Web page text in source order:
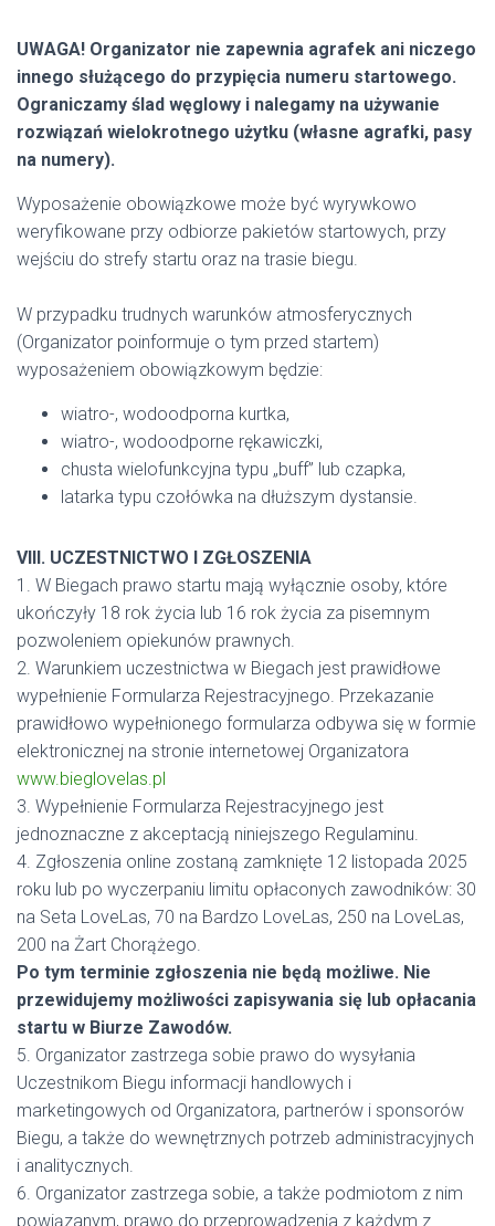
UWAGA! Organizator nie zapewnia agrafek ani niczego
innego służącego do przypięcia numeru startowego.
Ograniczamy ślad węglowy i nalegamy na używanie
rozwiązań wielokrotnego użytku (własne agrafki, pasy
na numery).
Wyposażenie obowiązkowe może być wyrywkowo
weryfikowane przy odbiorze pakietów startowych, przy
wejściu do strefy startu oraz na trasie biegu.
W przypadku trudnych warunków atmosferycznych
(Organizator poinformuje o tym przed startem)
wyposażeniem obowiązkowym będzie:
wiatro-, wodoodporna kurtka,
wiatro-, wodoodporne rękawiczki,
chusta wielofunkcyjna typu „buff” lub czapka,
latarka typu czołówka na dłuższym dystansie.
VIII. UCZESTNICTWO I ZGŁOSZENIA
1. W Biegach prawo startu mają wyłącznie osoby, które
ukończyły 18 rok życia lub 16 rok życia za pisemnym
pozwoleniem opiekunów prawnych.
2. Warunkiem uczestnictwa w Biegach jest prawidłowe
wypełnienie Formularza Rejestracyjnego. Przekazanie
prawidłowo wypełnionego formularza odbywa się w formie
elektronicznej na stronie internetowej Organizatora
www.bieglovelas.pl
3. Wypełnienie Formularza Rejestracyjnego jest
jednoznaczne z akceptacją niniejszego Regulaminu.
4. Zgłoszenia online zostaną zamknięte 12 listopada 2025
roku lub po wyczerpaniu limitu opłaconych zawodników: 30
na Seta LoveLas, 70 na Bardzo LoveLas, 250 na LoveLas,
200 na Żart Chorążego.
Po tym terminie zgłoszenia nie będą możliwe. Nie
przewidujemy możliwości zapisywania się lub opłacania
startu w Biurze Zawodów.
5. Organizator zastrzega sobie prawo do wysyłania
Uczestnikom Biegu informacji handlowych i
marketingowych od Organizatora, partnerów i sponsorów
Biegu, a także do wewnętrznych potrzeb administracyjnych
i analitycznych.
6. Organizator zastrzega sobie, a także podmiotom z nim
powiązanym, prawo do przeprowadzenia z każdym z